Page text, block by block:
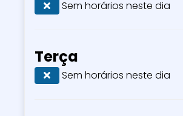
Sem horários neste dia
Terça
Sem horários neste dia